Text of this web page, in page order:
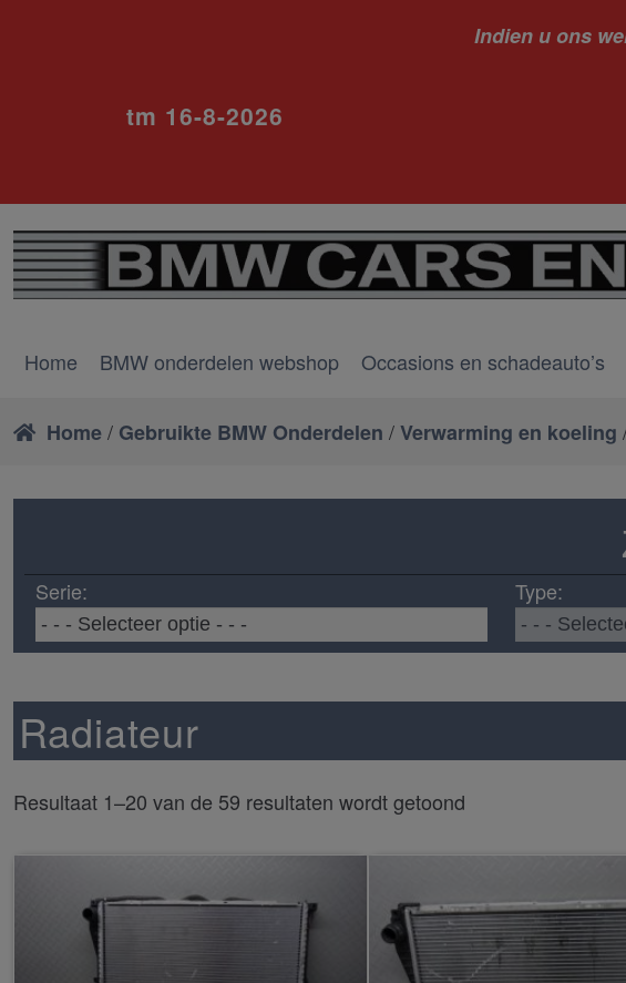
Indien u ons
ivm
tm 16-8-2026
Home BMW onderdelen webshop Occasions en schadeauto’s
Home/ Gebruikte BMW Onderdelen /Verwarming en koeling
Serie: Type:
Radiateur
Resultaat 1–20 van de 59 resultaten wordt getoond